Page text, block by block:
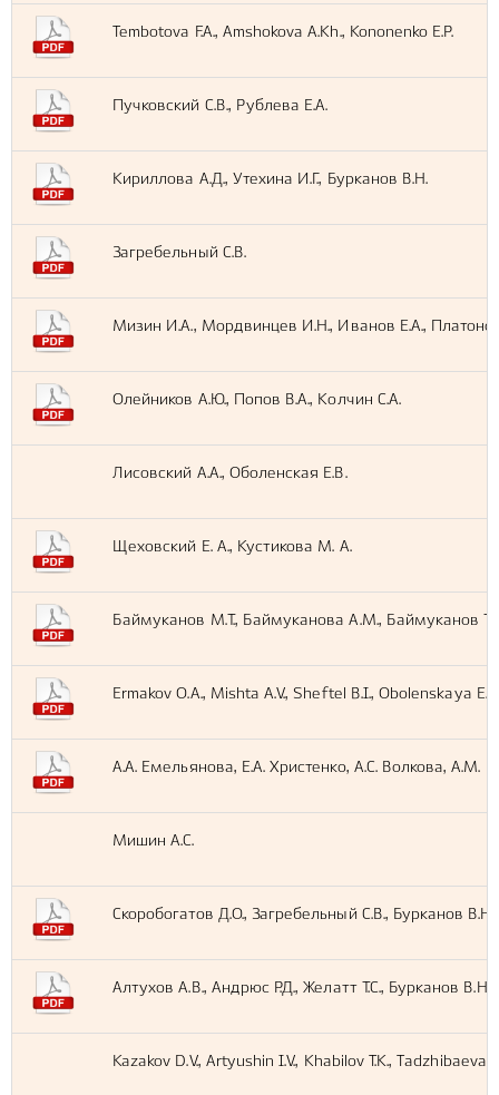
Tembotova F.A., Amshokova A.Kh., Kononenko E.P.
Пучковский С.В., Рублева Е.А.
Кириллова А.Д., Утехина И.Г., Бурканов В.Н.
Загребельный С.В.
Мизин И.А., Мордвинцев И.Н., Иванов Е.А., Платонов
Олейников А.Ю., Попов В.А., Колчин С.А.
Лисовский А.А., Оболенская Е.В.
Щеховский Е. А., Кустикова М. А.
Баймуканов М.Т., Баймуканова А.М., Баймуканов
Ermakov O.A., Mishta A.V., Sheftel B.I., Obolenskaya
А.А. Емельянова, Е.А. Христенко, А.С. Волкова, А.М.
Мишин А.С.
Скоробогатов Д.О., Загребельный С.В., Бурканов В.Н.
Алтухов А.В., Андрюс Р.Д., Желатт Т.С., Бурканов В.Н.
Kazakov D.V., Artyushin I.V., Khabilov T.K., Tadzhibaeva